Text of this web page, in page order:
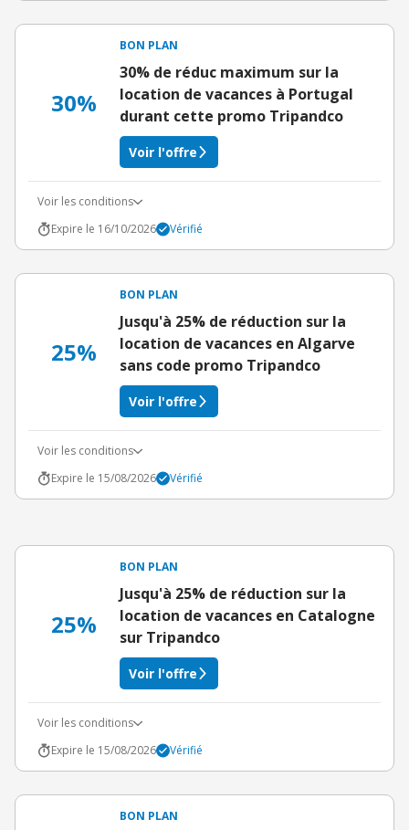
30%
BON PLAN
30% de réduc maximum sur la
location de vacances à Portugal
durant cette promo Tripandco
Voir l'offre
Voir les conditions
Expire le 16/10/2026
Vérifié
25%
BON PLAN
Jusqu'à 25% de réduction sur la
location de vacances en Algarve
sans code promo Tripandco
Voir l'offre
Voir les conditions
Expire le 15/08/2026
Vérifié
25%
BON PLAN
Jusqu'à 25% de réduction sur la
location de vacances en Catalogne
sur Tripandco
Voir l'offre
Voir les conditions
Expire le 15/08/2026
Vérifié
BON PLAN